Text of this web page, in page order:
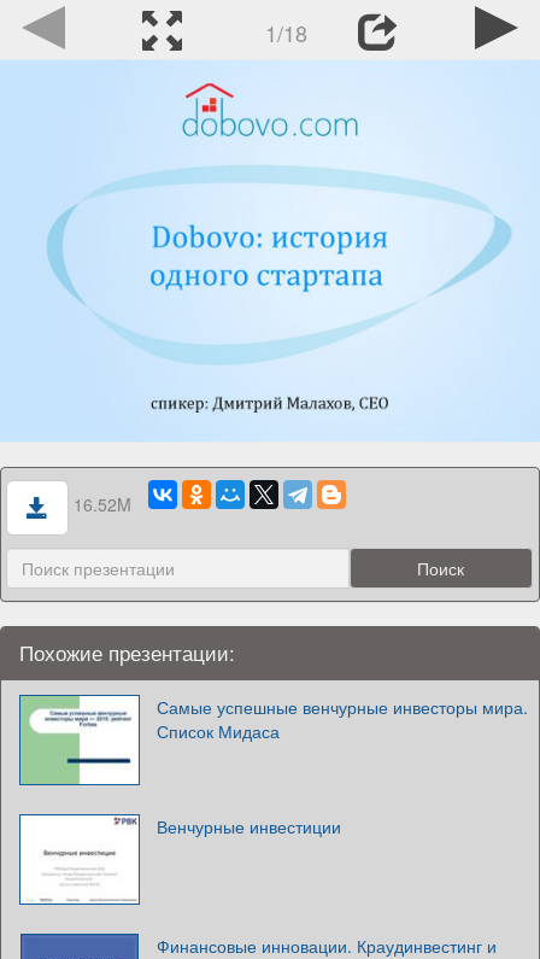
1/18
16.52M
Похожие презентации:
Самые успешные венчурные инвесторы мира.
Список Мидаса
Венчурные инвестиции
Финансовые инновации. Краудинвестинг и